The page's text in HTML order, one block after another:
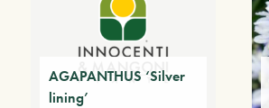
AGAPANTHUS ‘Silver
lining’